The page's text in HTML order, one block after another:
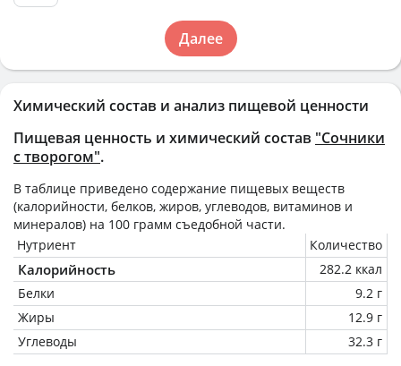
Химический состав и анализ пищевой ценности
Пищевая ценность и химический состав "Сочники
с творогом".
В таблице приведено содержание пищевых веществ
(калорийности, белков, жиров, углеводов, витаминов и
минералов) на 100 грамм съедобной части.
Нутриент
Количество
Калорийность
282.2 ккал
Белки
9.2 г
Жиры
12.9 г
Углеводы
32.3 г
Далее